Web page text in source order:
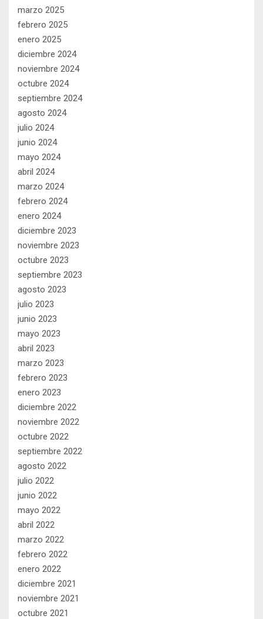
marzo 2025
febrero 2025
enero 2025
diciembre 2024
noviembre 2024
octubre 2024
septiembre 2024
agosto 2024
julio 2024
junio 2024
mayo 2024
abril 2024
marzo 2024
febrero 2024
enero 2024
diciembre 2023
noviembre 2023
octubre 2023
septiembre 2023
agosto 2023
julio 2023
junio 2023
mayo 2023
abril 2023
marzo 2023
febrero 2023
enero 2023
diciembre 2022
noviembre 2022
octubre 2022
septiembre 2022
agosto 2022
julio 2022
junio 2022
mayo 2022
abril 2022
marzo 2022
febrero 2022
enero 2022
diciembre 2021
noviembre 2021
octubre 2021